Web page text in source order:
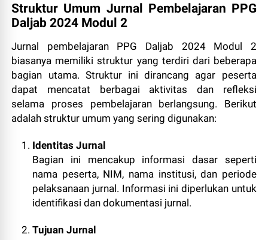
Struktur Umum Jurnal Pembelajaran PPG
Daljab 2024 Modul 2
Jurnal pembelajaran PPG Daljab 2024 Modul 2
biasanya memiliki struktur yang terdiri dari beberapa
bagian utama. Struktur ini dirancang agar peserta
dapat mencatat berbagai aktivitas dan refleksi
selama proses pembelajaran berlangsung. Berikut
adalah struktur umum yang sering digunakan:
Identitas Jurnal
Bagian ini mencakup informasi dasar seperti
nama peserta, NIM, nama institusi, dan periode
pelaksanaan jurnal. Informasi ini diperlukan untuk
identifikasi dan dokumentasi jurnal.
Tujuan Jurnal